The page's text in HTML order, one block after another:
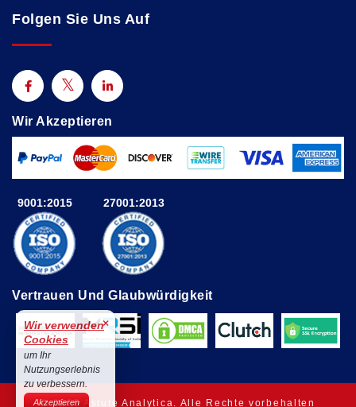
Folgen Sie Uns Auf
Wir Akzeptieren
9001:2015 27001:2013
Vertrauen Und Glaubwürdigkeit
© 2025 Astute Analytica. Alle Rechte vorbehalten
Wir verwenden
Cookies
×
um Ihr
Nutzungserlebnis
zu verbessern.
Akzeptieren